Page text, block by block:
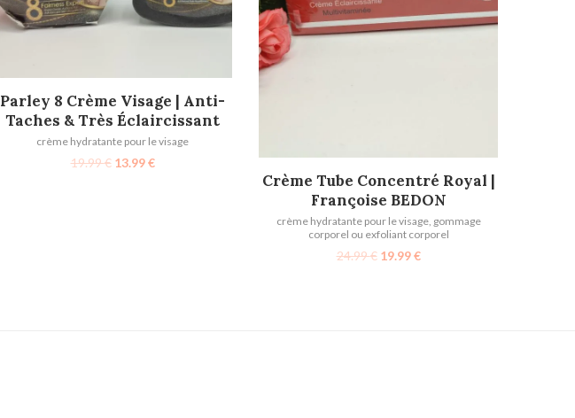
AJOUTER AU PANIER
Parley 8 Crème Visage | Anti-
Taches & Très Éclaircissant
crème hydratante pour le visage
19.99€ 13.99€
LIRE LA SUITE
Crème Tube Concentré Royal |
Françoise BEDON
crème hydratante pour le visage, gommage
corporel ou exfoliant corporel
24.99€ 19.99€